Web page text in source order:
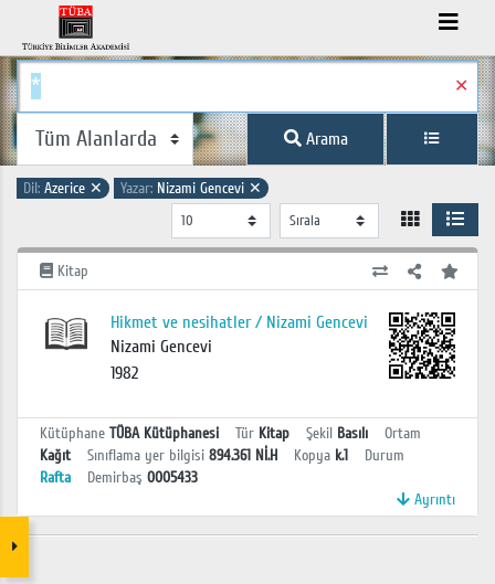
✕
Arama
Dil: Azerice ✕ Yazar: Nizami Gencevi ✕
Kitap
Hikmet ve nesihatler / Nizami Gencevi
Nizami Gencevi
1982
Kütüphane TÜBA Kütüphanesi Tür Kitap Şekil Basılı
Ortam
Kağıt
Sınıflama yer bilgisi 894.361 Nİ.H Kopya k.1
Durum
Rafta
Demirbaş 0005433
Ayrıntı